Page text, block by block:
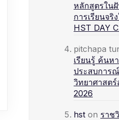
หลักสูตรใน
การเรียนจ
HST DAY
pitchapa
เรียนรู้ ค้นห
ประสบการณ์
วิทยาศาสต
2026
hst on ราช